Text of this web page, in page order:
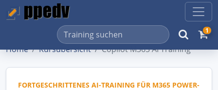
1
Home Kursübersicht Copilot M365 AI Training
FORTGESCHRITTENES AI-TRAINING FÜR M365 POWER-